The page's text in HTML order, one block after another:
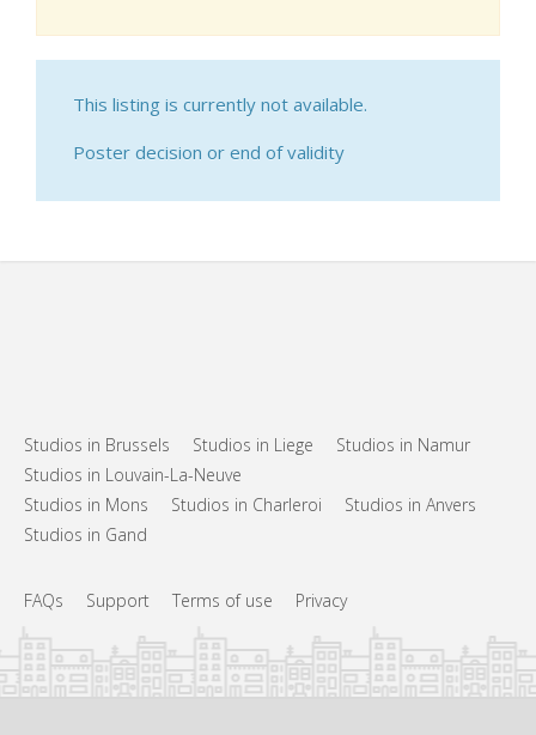
This listing is currently not available.
Poster decision or end of validity
Studios in Brussels Studios in Liege
Studios in Namur
Studios in Louvain-La-Neuve
Studios in Mons
Studios in Charleroi
Studios in Anvers
Studios in Gand
FAQs Support Terms of use Privacy